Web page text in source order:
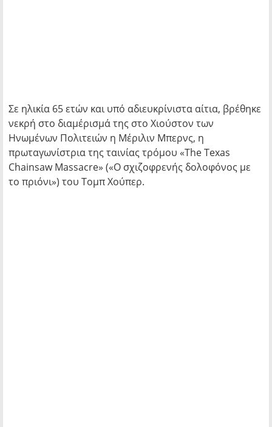
Σε ηλικία 65 ετών και υπό αδιευκρίνιστα αίτια, βρέθηκε
νεκρή στο διαμέρισμά της στο Χιούστον των
Ηνωμένων Πολιτειών η Μέριλιν Μπερνς, η
πρωταγωνίστρια της ταινίας τρόμου «The Texas
Chainsaw Massacre» («Ο σχιζοφρενής δολοφόνος με
το πριόνι») του Τομπ Χούπερ.